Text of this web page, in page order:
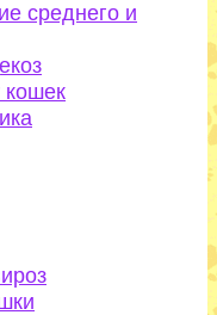
среднего и
кошек